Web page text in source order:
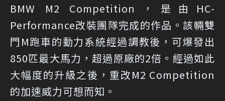
BMW M2 Competition，是由HC-
Performance改裝團隊完成的作品。該輛雙
門M跑車的動力系統經過調教後，可爆發出
850匹最大馬力，超過原廠的2倍。經過如此
大幅度的升級之後，重改M2 Competition
的加速威力可想而知。